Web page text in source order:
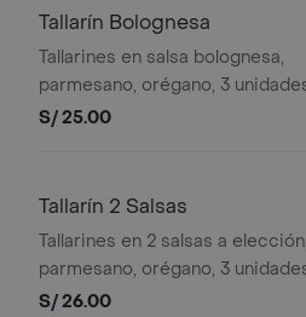
Tallarín Bolognesa
Tallarines en salsa bolognesa,
parmesano, orégano, 3
pan al ajo.
S/ 25.00
Tallarín 2 Salsas
Tallarines en 2 salsas a elección,
parmesano, orégano, 3
pan al ajo.
S/ 26.00